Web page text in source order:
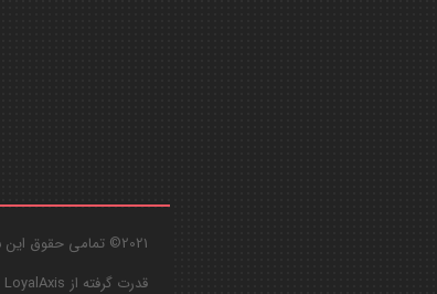
2021© تمامی حقوق این سایت متعلق به
قدرت گرفته از LoyalAxis